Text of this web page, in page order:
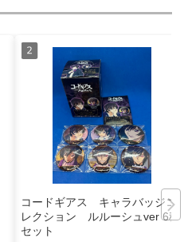
コードギアス キャラバッジコ
レクション ルルーシュver 6種
セット